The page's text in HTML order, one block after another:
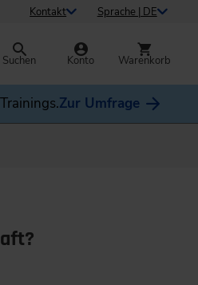
Kontakt Sprache | DE
Suchen Konto Warenkorb
Zur Umfrage